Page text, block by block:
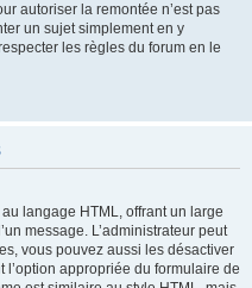
autoriser la remontée n’est pas
un sujet simplement en y
les règles du forum en le
langage HTML, offrant un large
message. L’administrateur peut
vous pouvez aussi les désactiver
appropriée du formulaire de